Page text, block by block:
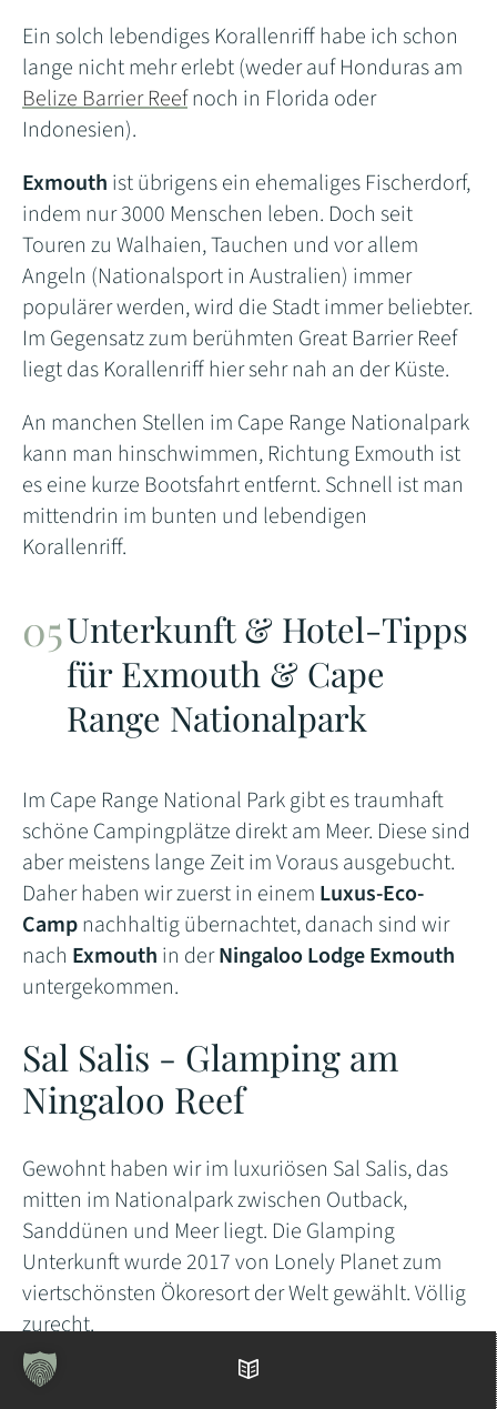
Ein solch lebendiges Korallenriff habe ich schon
lange nicht mehr erlebt (weder auf Honduras am
Belize Barrier Reefnoch in Florida oder
Indonesien).
Exmouth ist übrigens ein ehemaliges Fischerdorf,
indem nur 3000 Menschen leben. Doch seit
Touren zu Walhaien, Tauchen und vor allem
Angeln (Nationalsport in Australien) immer
populärer werden, wird die Stadt immer beliebter.
Im Gegensatz zum berühmten Great Barrier Reef
liegt das Korallenriff hier sehr nah an der Küste.
An manchen Stellen im Cape Range Nationalpark
kann man hinschwimmen, Richtung Exmouth ist
es eine kurze Bootsfahrt entfernt. Schnell ist man
mittendrin im bunten und lebendigen
Korallenriff.
Unterkunft & Hotel-Tipps
für Exmouth & Cape
Range Nationalpark
Im Cape Range National Park gibt es traumhaft
schöne Campingplätze direkt am Meer. Diese sind
aber meistens lange Zeit im Voraus ausgebucht.
Daher haben wir zuerst in einem Luxus-Eco-
Campnachhaltig übernachtet, danach sind wir
nach Exmouth in derNingaloo Lodge Exmouth
untergekommen.
Sal Salis - Glamping am
Ningaloo Reef
Gewohnt haben wir im luxuriösen Sal Salis, das
mitten im Nationalpark zwischen Outback,
Sanddünen und Meer liegt. Die Glamping
Unterkunft wurde 2017 von Lonely Planet zum
viertschönsten Ökoresort der Welt gewählt. Völlig
zurecht.
Glamping vom Feinsten mit Blick auf Meer und
Inhaltsverzeichnis